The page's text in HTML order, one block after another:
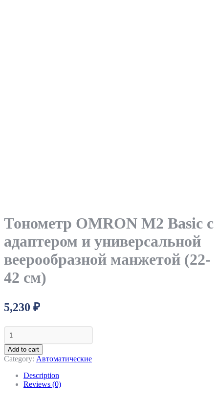
Тонометр OMRON M2 Basic c
адаптером и универсальной
веерообразной манжетой (22-
42 см)
5,230 ₽
Тонометр
OMRON
M2
Basic
адаптером
Add to cart
Category: Автоматические
Description
Reviews (0)